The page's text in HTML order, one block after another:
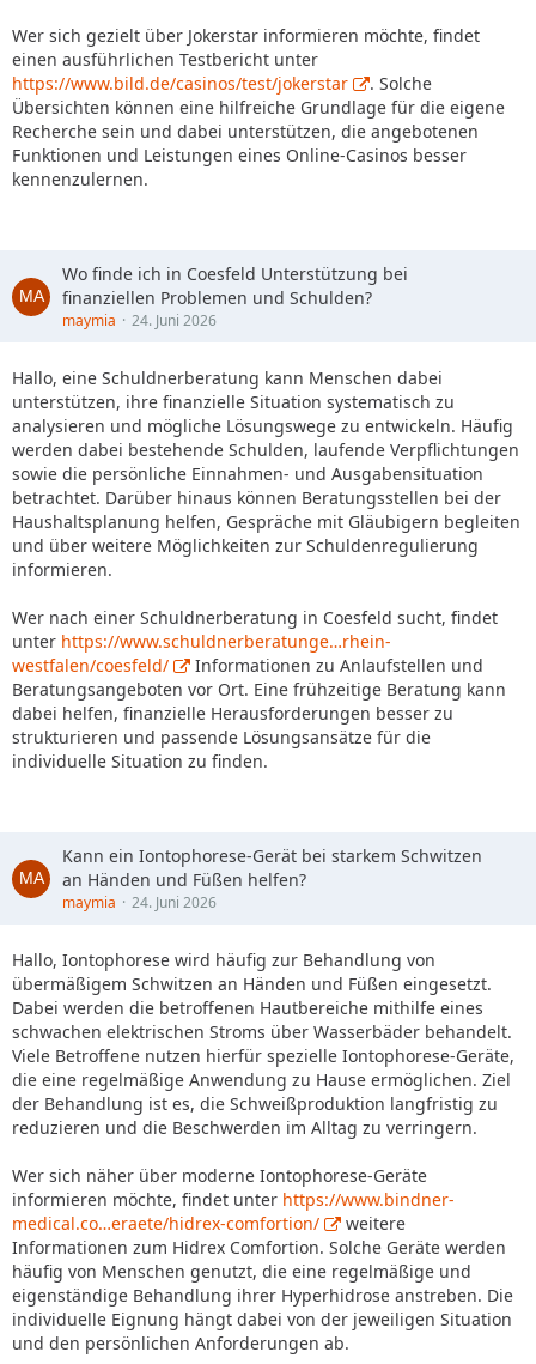
Wer sich gezielt über Jokerstar informieren möchte, findet
einen ausführlichen Testbericht unter
https://www.bild.de/casinos/test/jokerstar
. Solche
Übersichten können eine hilfreiche Grundlage für die eigene
Recherche sein und dabei unterstützen, die angebotenen
Funktionen und Leistungen eines Online-Casinos besser
kennenzulernen.
Wo finde ich in Coesfeld Unterstützung bei
finanziellen Problemen und Schulden?
maymia 24. Juni 2026
Hallo, eine Schuldnerberatung kann Menschen dabei
unterstützen, ihre finanzielle Situation systematisch zu
analysieren und mögliche Lösungswege zu entwickeln. Häufig
werden dabei bestehende Schulden, laufende Verpflichtungen
sowie die persönliche Einnahmen- und Ausgabensituation
betrachtet. Darüber hinaus können Beratungsstellen bei der
Haushaltsplanung helfen, Gespräche mit Gläubigern begleiten
und über weitere Möglichkeiten zur Schuldenregulierung
informieren.
Wer nach einer Schuldnerberatung in Coesfeld sucht, findet
unter https://www.schuldnerberatunge…rhein-
westfalen/coesfeld/
Informationen zu Anlaufstellen und
Beratungsangeboten vor Ort. Eine frühzeitige Beratung kann
dabei helfen, finanzielle Herausforderungen besser zu
strukturieren und passende Lösungsansätze für die
individuelle Situation zu finden.
Kann ein Iontophorese-Gerät bei starkem Schwitzen
an Händen und Füßen helfen?
maymia 24. Juni 2026
Hallo, Iontophorese wird häufig zur Behandlung von
übermäßigem Schwitzen an Händen und Füßen eingesetzt.
Dabei werden die betroffenen Hautbereiche mithilfe eines
schwachen elektrischen Stroms über Wasserbäder behandelt.
Viele Betroffene nutzen hierfür spezielle Iontophorese-Geräte,
die eine regelmäßige Anwendung zu Hause ermöglichen. Ziel
der Behandlung ist es, die Schweißproduktion langfristig zu
reduzieren und die Beschwerden im Alltag zu verringern.
Wer sich näher über moderne Iontophorese-Geräte
informieren möchte, findet unter https://www.bindner-
medical.co…eraete/hidrex-comfortion/
weitere
Informationen zum Hidrex Comfortion. Solche Geräte werden
häufig von Menschen genutzt, die eine regelmäßige und
eigenständige Behandlung ihrer Hyperhidrose anstreben. Die
individuelle Eignung hängt dabei von der jeweiligen Situation
und den persönlichen Anforderungen ab.